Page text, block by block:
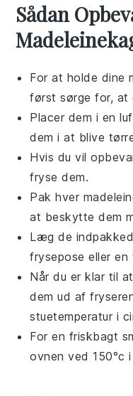
Sådan
For at holde dine
først sørge for, at
Placer dem i en
dem i at blive
Hvis du vil
fryse dem.
Pak hver
at beskytte dem
Læg de
frysepose eller en
Når du er klar til
dem ud af
stuetemperatur i
For en friskbagt
ovnen ved 150°c